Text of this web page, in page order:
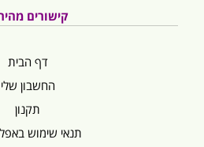
קישורים
דף הבית
החשבון שלי
תקנון
תנאי שימוש